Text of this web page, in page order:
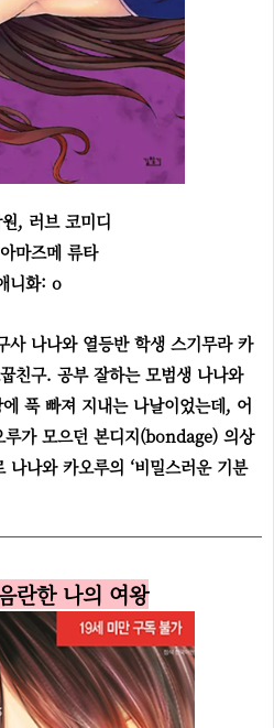
, 러브 코미디
마즈메 류타
니화: o
사 나나와 열등반 학생 스기무라 카
친구. 공부 잘하는 모범생 나나와
푹 빠져 지내는 나날이었는데, 어
가 모으던 본디지(bondage) 의상
나와 카오루의 ‘비밀스러운 기분
란한 나의 여왕